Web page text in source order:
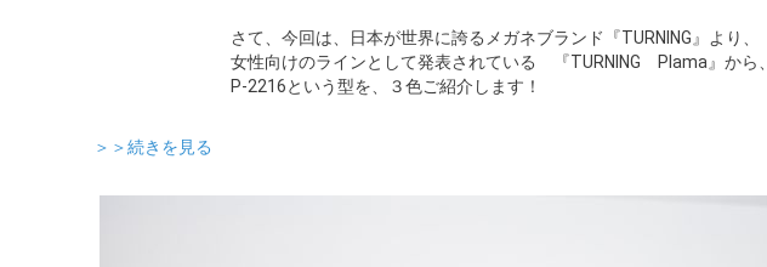
さて、今回は、日本が世界に誇るメガネブランド『TURNING』より、
女性向けのラインとして発表されている 『TURNING Plama』から、
P-2216という型を、３色ご紹介します！
＞＞続きを見る